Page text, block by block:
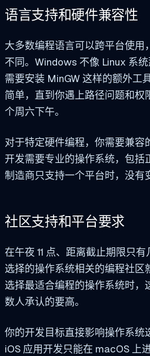
语言支持和硬件兼容性
大多数编程语言可以跨平台使用
不同。Windows 不像 Linux 系
需要安装 MinGW 这样的额外工
简单，直到你遇上路径问题和权
个周六下午。
对于特定硬件编程，你需要兼容
开发需要专业的操作系统，包括
制造商只支持一个平台时，没有
社区支持和平台要求
在午夜 11 点、距离截止期限只
选择的操作系统相关的编程社区
选择最适合编程的操作系统时，
数人承认的要高。
你的开发目标直接影响操作系统
iOS 应用开发只能在 macOS 上